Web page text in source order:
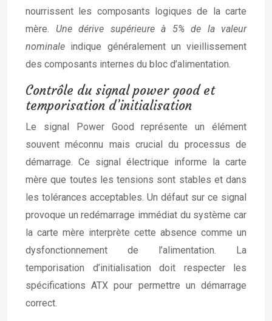
nourrissent les composants logiques de la carte
mère. Une dérive supérieure à 5% de la valeur
nominale indique généralement un vieillissement
des composants internes du bloc d’alimentation.
Contrôle du signal power good et
temporisation d’initialisation
Le signal Power Good représente un élément
souvent méconnu mais crucial du processus de
démarrage. Ce signal électrique informe la carte
mère que toutes les tensions sont stables et dans
les tolérances acceptables. Un défaut sur ce signal
provoque un redémarrage immédiat du système car
la carte mère interprète cette absence comme un
dysfonctionnement de l’alimentation. La
temporisation d’initialisation doit respecter les
spécifications ATX pour permettre un démarrage
correct.